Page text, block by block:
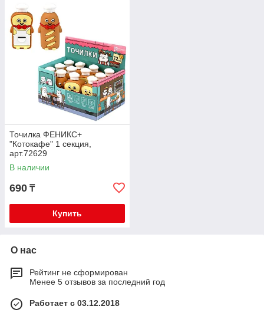
Точилка ФЕНИКС+
"Котокафе" 1 секция,
арт.72629
В наличии
690 ₸
Купить
О нас
Рейтинг не сформирован
Менее 5 отзывов за последний год
Работает с 03.12.2018